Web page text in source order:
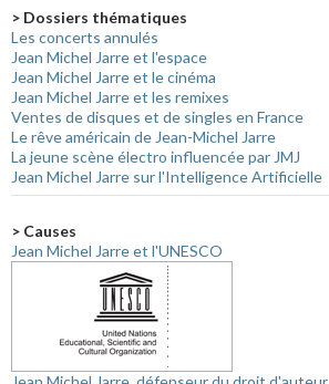
> Dossiers thématiques
Les concerts annulés
Jean Michel Jarre et l'espace
Jean Michel Jarre et le cinéma
Jean Michel Jarre et les remixes
Ventes de disques et de singles en France
Le rêve américain de Jean-Michel Jarre
La jeune scène électro influencée par JMJ
Jean Michel Jarre sur l'Intelligence Artificielle
> Causes
Jean Michel Jarre et l'UNESCO